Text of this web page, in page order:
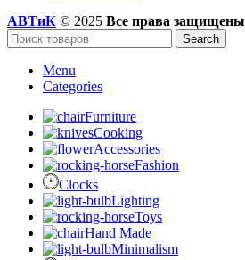
АВТиК © 2025 Все права защищены
Search
Menu
Categories
Furniture
Cooking
Accessories
Fashion
Clocks
Lighting
Toys
Hand Made
Minimalism